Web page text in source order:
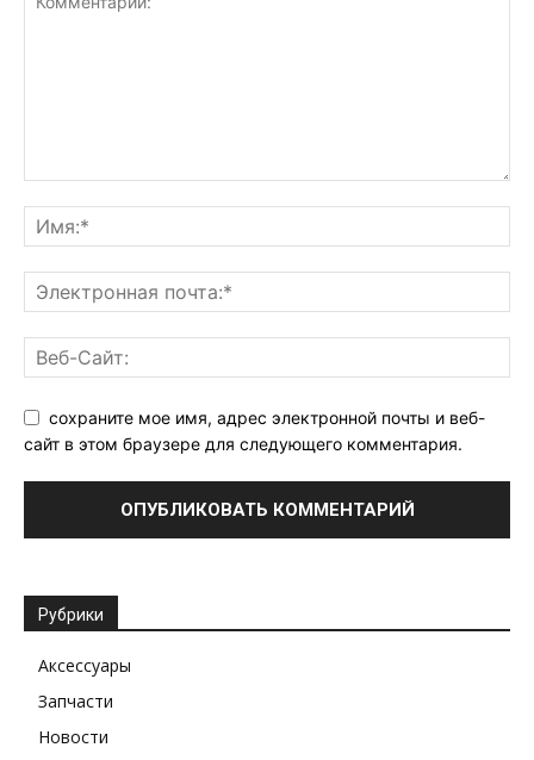
сохраните мое имя, адрес электронной почты и веб-
сайт в этом браузере для следующего комментария.
Рубрики
Аксессуары
Запчасти
Новости